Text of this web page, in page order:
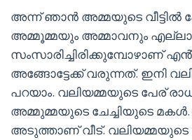
അന്ന് ഞാൻ അമ്മയുടെ വീട്ടിൽ
അമ്മൂമ്മയും അമ്മാവനും
സംസാരിച്ചിരിക്കുമ്പോഴാണ്
അങ്ങോട്ടേക്ക് വരുന്നത്. ഇനി
പറയാം. വലിയമ്മയുടെ പേര്
അമ്മുമ്മയുടെ ചേച്ചിയുടെ മകൾ.
അടുത്താണ് വീട്. വലിയമ്മയുടെ